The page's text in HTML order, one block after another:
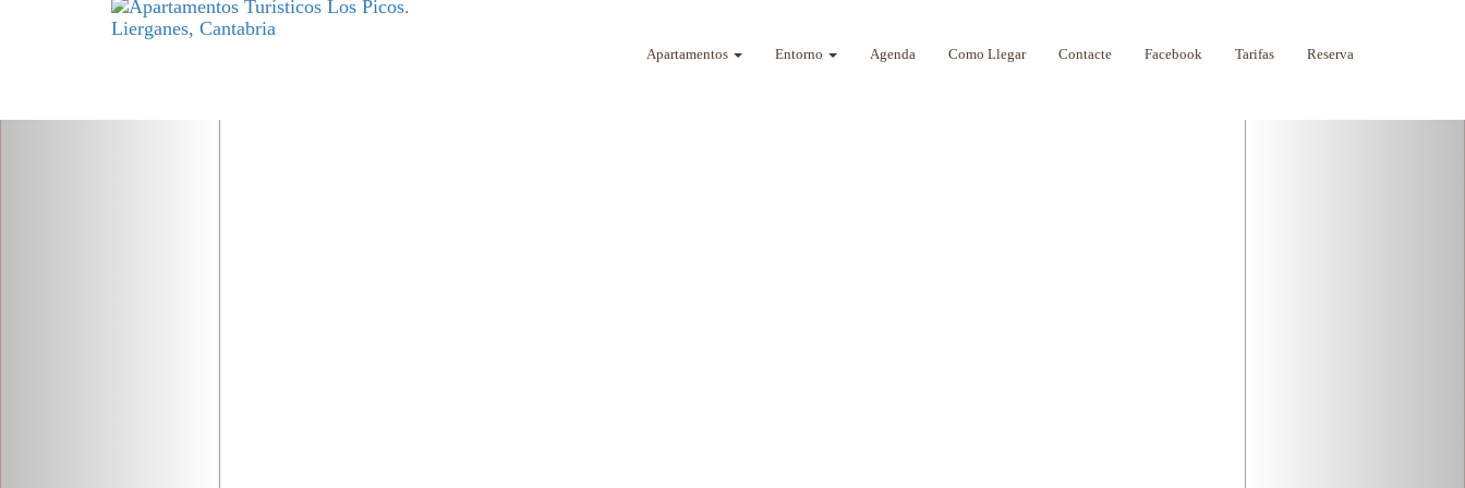
Apartamentos Entorno Agenda Como Llegar Contacte Facebook Tarifas Reserva
DESCANSO
y excelencia para sus sentidos
Previous